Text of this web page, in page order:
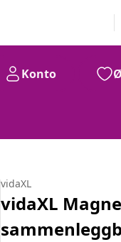
Konto
vidaXL
vidaXL